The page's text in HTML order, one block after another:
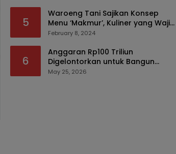
5
Waroeng Tani Sajikan Konsep
Menu ‘Makmur’, Kuliner yang Wajib
Dikunjungi di Malang
February 8, 2024
6
Anggaran Rp100 Triliun
Digelontorkan untuk Bangun
Kembali Sumatra, Hunian Korban
May 25, 2026